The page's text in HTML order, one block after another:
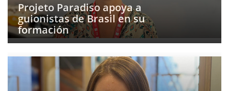
Projeto Paradiso apoya a
guionistas de Brasil en su
formación